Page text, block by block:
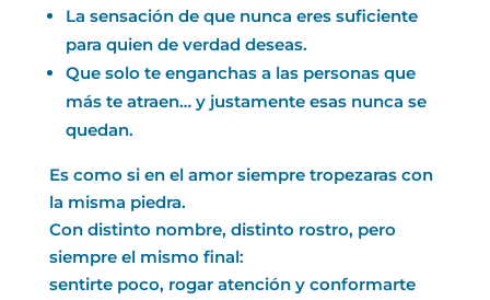
La sensación de que nunca eres suficiente
para quien de verdad deseas.
Que solo te enganchas a las personas que
más te atraen… y justamente esas nunca se
quedan.
Es como si en el amor siempre tropezaras con
la misma piedra.
Con distinto nombre, distinto rostro, pero
siempre el mismo final:
sentirte poco, rogar atención y conformarte